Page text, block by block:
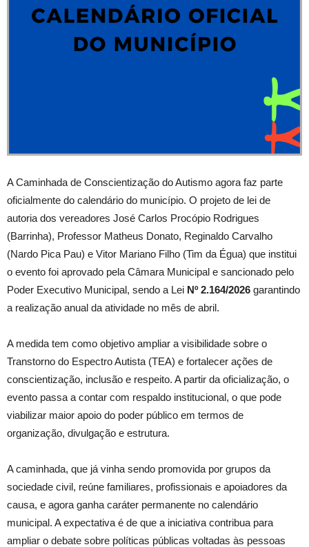
A Caminhada de Conscientização do Autismo agora faz parte
oficialmente do calendário do município. O projeto de lei de
autoria dos vereadores José Carlos Procópio Rodrigues
(Barrinha), Professor Matheus Donato, Reginaldo Carvalho
(Nardo Pica Pau) e Vitor Mariano Filho (Tim da Égua) que institui
o evento foi aprovado pela Câmara Municipal e sancionado pelo
Poder Executivo Municipal, sendo a Lei Nº 2.164/2026 garantindo
a realização anual da atividade no mês de abril.
A medida tem como objetivo ampliar a visibilidade sobre o
Transtorno do Espectro Autista (TEA) e fortalecer ações de
conscientização, inclusão e respeito. A partir da oficialização, o
evento passa a contar com respaldo institucional, o que pode
viabilizar maior apoio do poder público em termos de
organização, divulgação e estrutura.
A caminhada, que já vinha sendo promovida por grupos da
sociedade civil, reúne familiares, profissionais e apoiadores da
causa, e agora ganha caráter permanente no calendário
municipal. A expectativa é de que a iniciativa contribua para
ampliar o debate sobre políticas públicas voltadas às pessoas